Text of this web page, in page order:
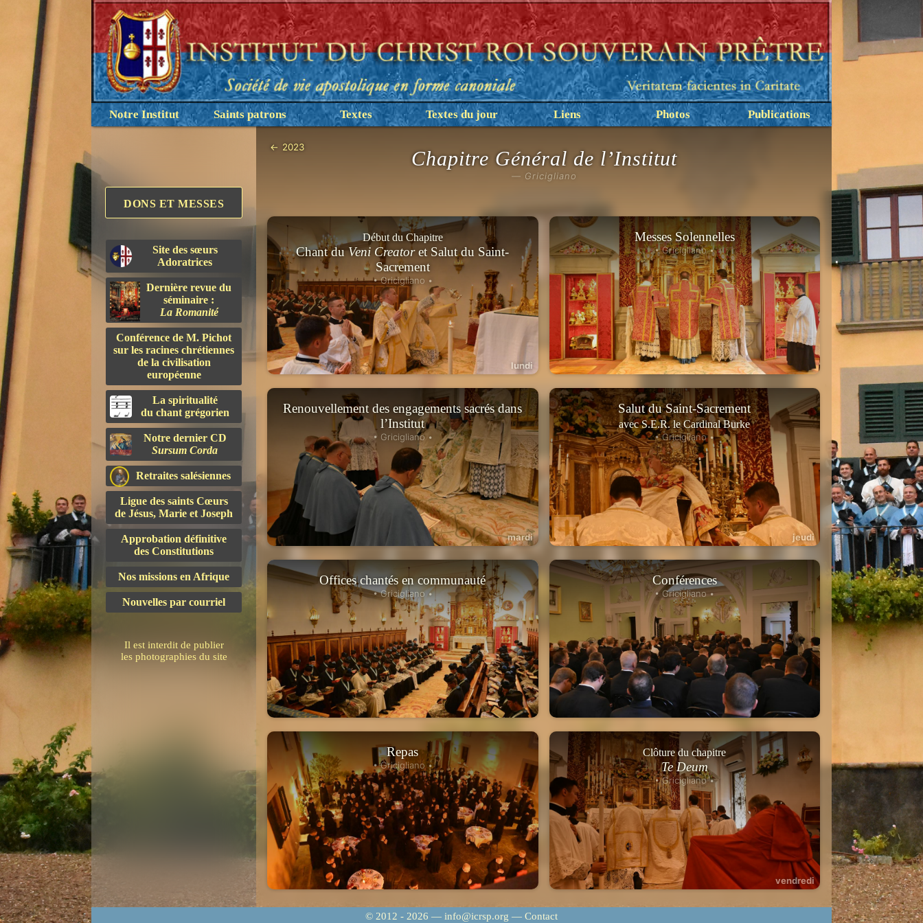
Notre Institut Saints patrons Textes Textes du jour Liens Photos Publications
DONS ET MESSES
Site des sœurs
Adoratrices
Dernière revue du
séminaire :
La Romanité
Conférence de M. Pichot
sur les racines chrétiennes
de la civilisation
européenne
La spiritualité
du chant grégorien
Notre dernier CD
Sursum Corda
Retraites salésiennes
Ligue des saints Cœurs
de Jésus, Marie et Joseph
Approbation définitive
des Constitutions
Nos missions en Afrique
Nouvelles par courriel
Il est interdit de publier
les photographies du site
← 2023
Chapitre Général de l’Institut
— Gricigliano
Début du Chapitre
Chant duVeni Creatoret Salut du Saint-
Sacrement
• Gricigliano •
lundi
Messes Solennelles
• Gricigliano •
Renouvellement des engagements sacrés dans
l’Institut
• Gricigliano •
mardi
Salut du Saint-Sacrement
avec S.E.R. le Cardinal Burke
• Gricigliano •
jeudi
Offices chantés en communauté
• Gricigliano •
Conférences
• Gricigliano •
Repas
• Gricigliano •
Clôture du chapitre
Te Deum
• Gricigliano •
vendredi
© 2012 - 2026 — info@icrsp.org — Contact